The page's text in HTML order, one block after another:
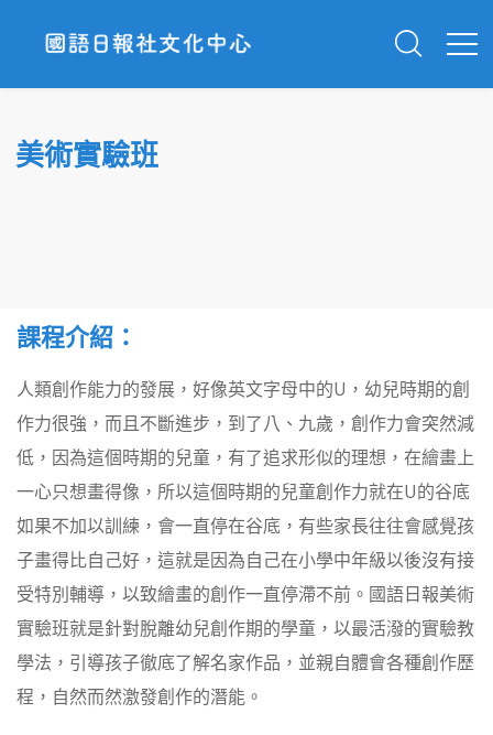
美術實驗班
課程介紹：
人類創作能力的發展，好像英文字母中的U，幼兒時期的創
作力很強，而且不斷進步，到了八、九歲，創作力會突然減
低，因為這個時期的兒童，有了追求形似的理想，在繪畫上
一心只想畫得像，所以這個時期的兒童創作力就在U的谷底
如果不加以訓練，會一直停在谷底，有些家長往往會感覺孩
子畫得比自己好，這就是因為自己在小學中年級以後沒有接
受特別輔導，以致繪畫的創作一直停滯不前。國語日報美術
實驗班就是針對脫離幼兒創作期的學童，以最活潑的實驗教
學法，引導孩子徹底了解名家作品，並親自體會各種創作歷
程，自然而然激發創作的潛能。